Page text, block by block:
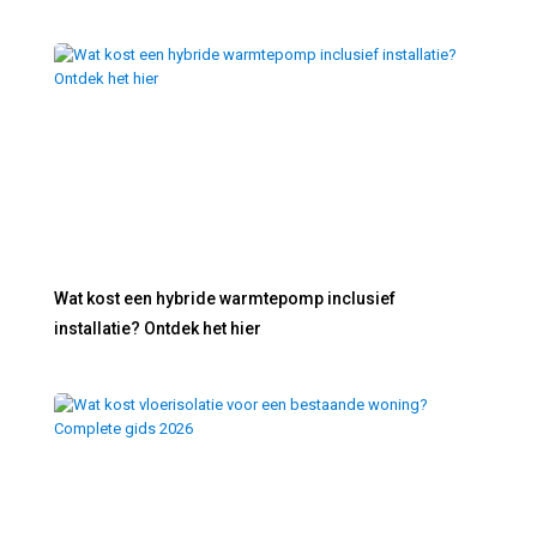
Wat kost een hybride warmtepomp inclusief
installatie? Ontdek het hier